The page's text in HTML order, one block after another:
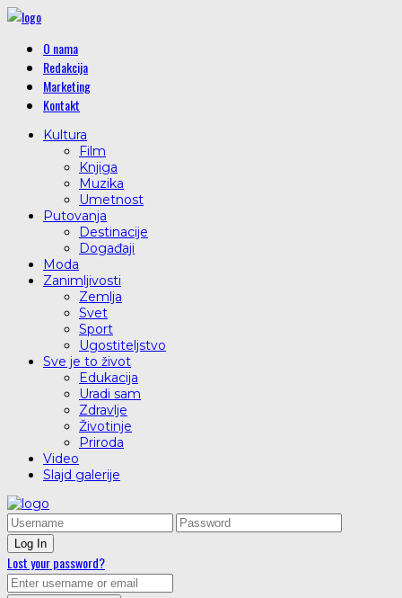
O nama
Redakcija
Marketing
Kontakt
Kultura
Film
Knjiga
Muzika
Umetnost
Putovanja
Destinacije
Događaji
Moda
Zanimljivosti
Zemlja
Svet
Sport
Ugostiteljstvo
Sve je to život
Edukacija
Uradi sam
Zdravlje
Životinje
Priroda
Video
Slajd galerije
Lost your password?